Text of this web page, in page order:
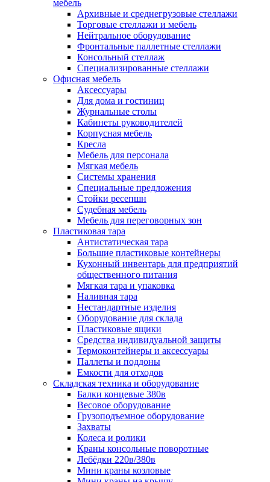
мебель
Архивные и среднегрузовые стеллажи
Торговые стеллажи и мебель
Нейтральное оборудование
Фронтальные паллетные стеллажи
Консольный стеллаж
Специализированные стеллажи
Офисная мебель
Аксессуары
Для дома и гостиниц
Журнальные столы
Кабинеты руководителей
Корпусная мебель
Кресла
Мебель для персонала
Мягкая мебель
Системы хранения
Специальные предложения
Стойки ресепшн
Судебная мебель
Мебель для переговорных зон
Пластиковая тара
Антистатическая тара
Большие пластиковые контейнеры
Кухонный инвентарь для предприятий
общественного питания
Мягкая тара и упаковка
Наливная тара
Нестандартные изделия
Оборудование для склада
Пластиковые ящики
Средства индивидуальной защиты
Термоконтейнеры и аксессуары
Паллеты и поддоны
Емкости для отходов
Складская техника и оборудование
Балки концевые 380в
Весовое оборудование
Грузоподъемное оборудование
Захваты
Колеса и ролики
Краны консольные поворотные
Лебёдки 220в/380в
Мини краны козловые